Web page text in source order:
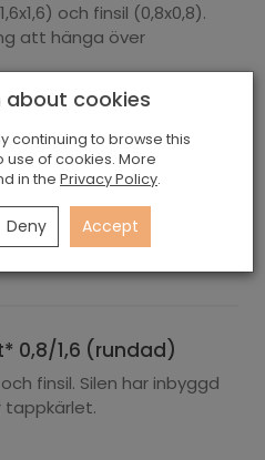
och finsil (0,8x0,8).
att hänga över
480,00 kr
Lägg i varukorgen
0,8/1,6 (rundad)
finsil. Silen har inbyggd
tappkärlet.
cookies
continuing to browse this
of cookies. More
in the Privacy Policy.
Deny Accept